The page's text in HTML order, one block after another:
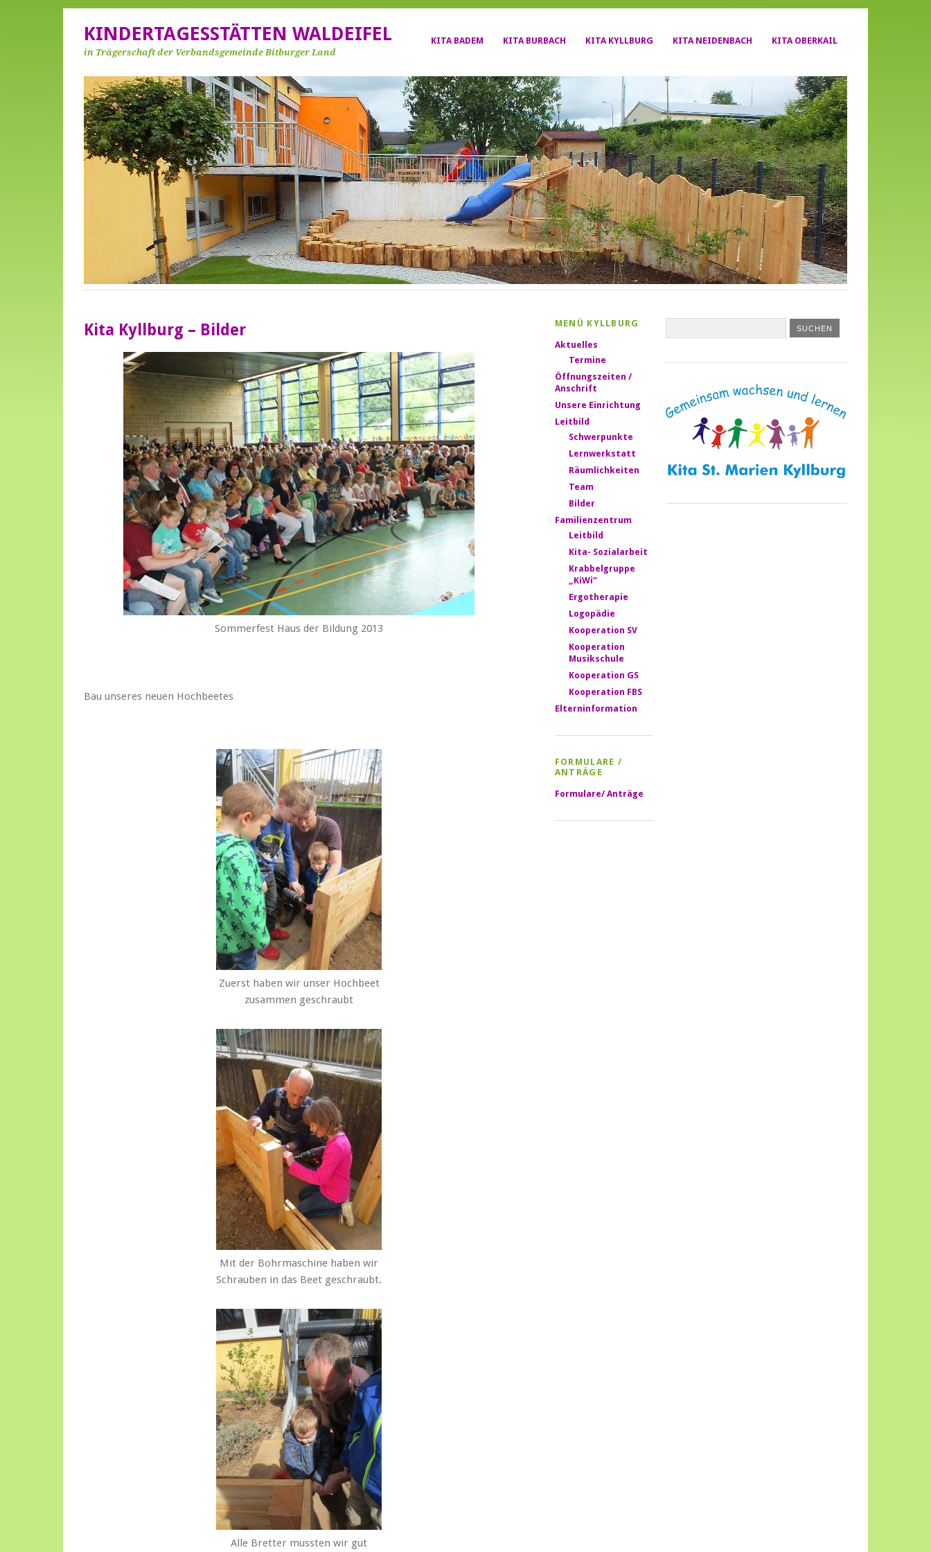
KITA BADEM KITA BURBACH KITA KYLLBURG KITA NEIDENBACH KITA OBERKAIL
KINDERTAGESSTÄTTEN WALDEIFEL
in Trägerschaft der Verbandsgemeinde Bitburger Land
Kita Kyllburg – Bilder
Sommerfest Haus der Bildung 2013
Bau unseres neuen Hochbeetes
Zuerst haben wir unser Hochbeet
zusammen geschraubt
Mit der Bohrmaschine haben wir
Schrauben in das Beet geschraubt.
Alle Bretter mussten wir gut
MENÜ KYLLBURG
Aktuelles
Termine
Öffnungszeiten /
Anschrift
Unsere Einrichtung
Leitbild
Schwerpunkte
Lernwerkstatt
Räumlichkeiten
Team
Bilder
Familienzentrum
Leitbild
Kita- Sozialarbeit
Krabbelgruppe
„KiWi“
Ergotherapie
Logopädie
Kooperation SV
Kooperation
Musikschule
Kooperation GS
Kooperation FBS
Elterninformation
FORMULARE /
ANTRÄGE
Formulare/ Anträge